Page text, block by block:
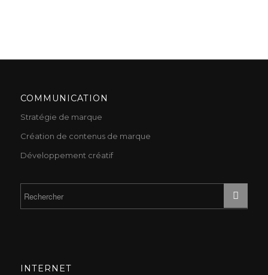
COMMUNICATION
Stratégie de marque
Création de contenus de marque
Développement créatif
INTERNET